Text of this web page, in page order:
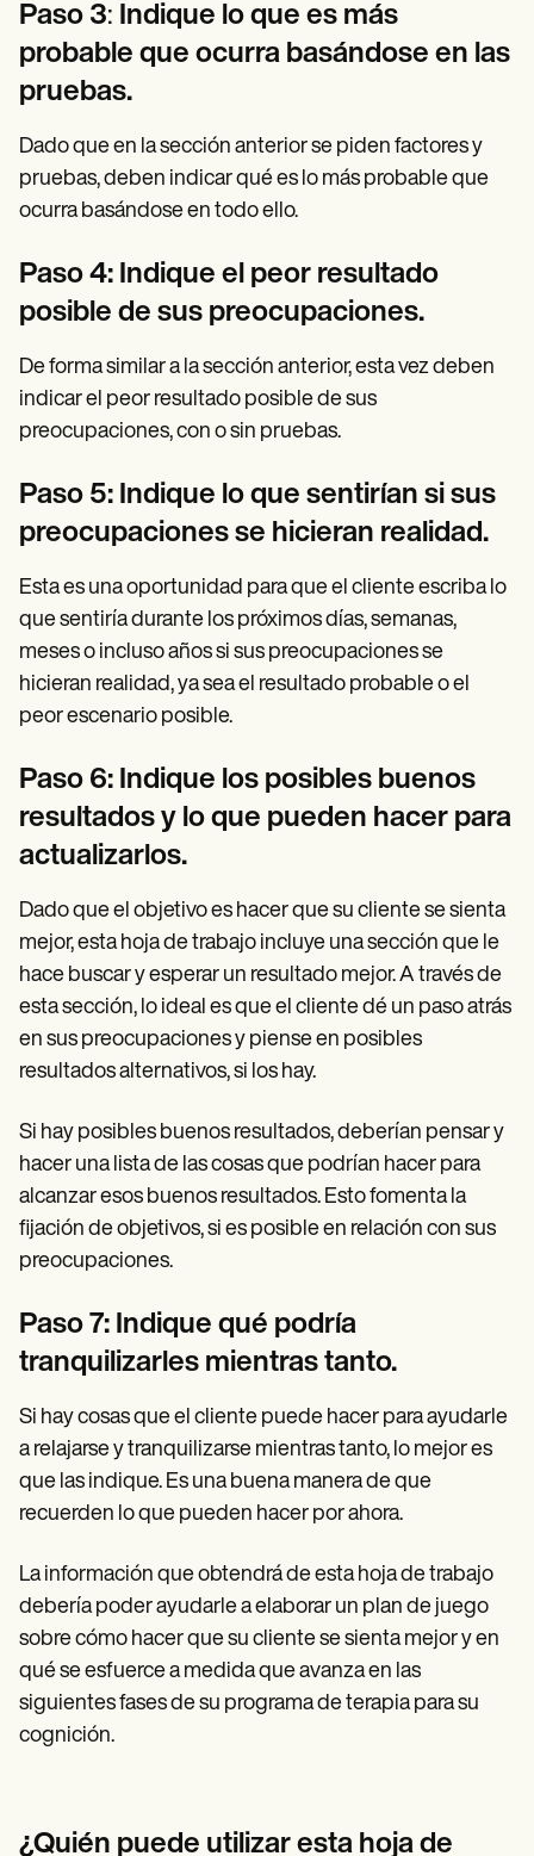
Paso 3: Indique lo que es más
probable que ocurra basándose en las
pruebas.
Dado que en la sección anterior se piden factores y
pruebas, deben indicar qué es lo más probable que
ocurra basándose en todo ello.
Paso 4: Indique el peor resultado
posible de sus preocupaciones.
De forma similar a la sección anterior, esta vez deben
indicar el peor resultado posible de sus
preocupaciones, con o sin pruebas.
Paso 5: Indique lo que sentirían si sus
preocupaciones se hicieran realidad.
Esta es una oportunidad para que el cliente escriba lo
que sentiría durante los próximos días, semanas,
meses o incluso años si sus preocupaciones se
hicieran realidad, ya sea el resultado probable o el
peor escenario posible.
Paso 6: Indique los posibles buenos
resultados y lo que pueden hacer para
actualizarlos.
Dado que el objetivo es hacer que su cliente se sienta
mejor, esta hoja de trabajo incluye una sección que le
hace buscar y esperar un resultado mejor. A través de
esta sección, lo ideal es que el cliente dé un paso atrás
en sus preocupaciones y piense en posibles
resultados alternativos, si los hay.
Si hay posibles buenos resultados, deberían pensar y
hacer una lista de las cosas que podrían hacer para
alcanzar esos buenos resultados. Esto fomenta la
fijación de objetivos, si es posible en relación con sus
preocupaciones.
Paso 7: Indique qué podría
tranquilizarles mientras tanto.
Si hay cosas que el cliente puede hacer para ayudarle
a relajarse y tranquilizarse mientras tanto, lo mejor es
que las indique. Es una buena manera de que
recuerden lo que pueden hacer por ahora.
La información que obtendrá de esta hoja de trabajo
debería poder ayudarle a elaborar un plan de juego
sobre cómo hacer que su cliente se sienta mejor y en
qué se esfuerce a medida que avanza en las
siguientes fases de su programa de terapia para su
cognición.
¿Quién puede utilizar esta hoja de